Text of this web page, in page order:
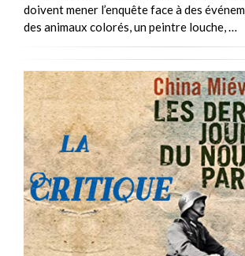
doivent mener l’enquête face à des
des animaux colorés, un peintre louche, …